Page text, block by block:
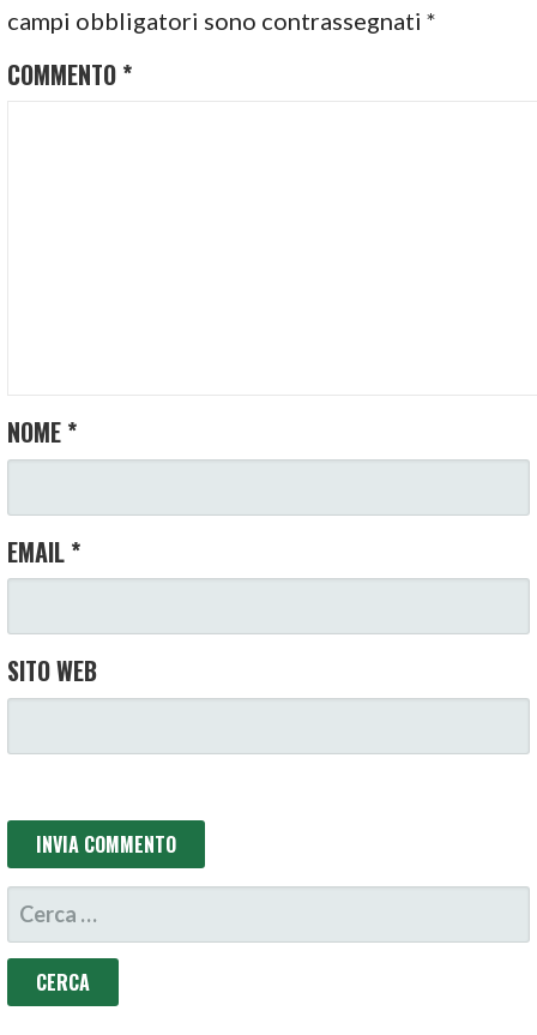
campi obbligatori sono contrassegnati*
COMMENTO *
NOME *
EMAIL *
SITO WEB
RICERCA
PER: